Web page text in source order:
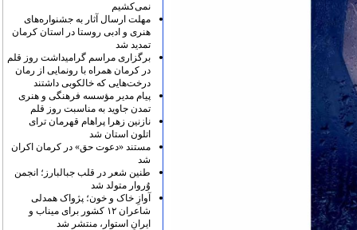
نمی‌کشیم
مهلت ارسال آثار به جشنواره‌های
هنری و ادبی روستا در استان کرمان
تمدید شد
برگزاری مراسم گرامیداشت روز قلم
در کرمان همراه با رونمایی از رمان
درخت‌هایی که خالکوبی داشتند
پیام مدیر مؤسسه فرهنگی و هنری
تمدن جاوید به مناسبت روز قلم
نازنین زهرا پراهام قهرمان ترای
اتلون استان شد
مستند «دعوت حق» در کرمان اکران
شد
طنین شعر در قلب جبالبارز؛ انجمن
وُروار متولد شد
آوازِ خاک و خون؛ پژواک همدلی
شاعران ۱۲ کشور برای میناب و
ایرانِ استوار، منتشر شد